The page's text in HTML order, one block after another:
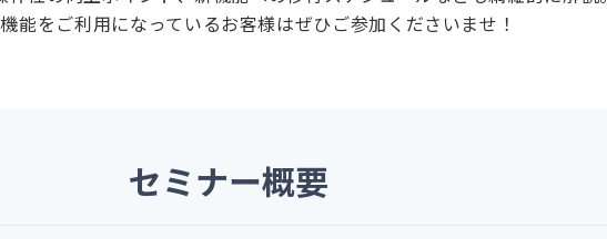
能をご利用になっているお客様はぜひご参加くださいませ！
セミナー概要